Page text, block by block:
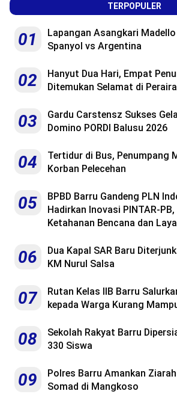
TERPOPULER
01
Lapangan Asangkari
Spanyol vs Argentina
02
Hanyut Dua Hari, Empat
Ditemukan Selamat di
03
Gardu Carstensz Sukses
Domino PORDI Balusu 2026
04
Tertidur di Bus, Penumpang
Korban Pelecehan
05
BPBD Barru Gandeng PLN
Hadirkan Inovasi PINTAR-
Ketahanan Bencana dan
06
Dua Kapal SAR Baru
KM Nurul Salsa
07
Rutan Kelas IIB Barru
kepada Warga Kurang
08
Sekolah Rakyat Barru
330 Siswa
09
Polres Barru Amankan
Somad di Mangkoso